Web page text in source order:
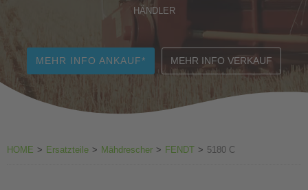
HÄNDLER
MEHR INFO ANKAUF* MEHR INFO VERKAUF
HOME > Ersatzteile > Mähdrescher > FENDT > 5180 C